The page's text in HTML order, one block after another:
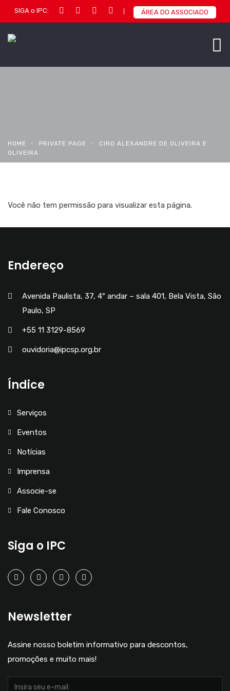
SIGA o IPC: ÁREA DO ASSOCIADO
HOME PRIVATE PAGE
CIRO ALEXANDRE DE OLIVEIRA E
OLIVEIRA
Você não tem permissão para visualizar esta página.
Endereço
Avenida Paulista, 37, 4º andar – sala 401, Bela Vista, São
Paulo, SP
+55 11 3129-8569
ouvidoria@ipcsp.org.br
Índice
Serviços
Eventos
Notícias
Imprensa
Associe-se
Fale Conosco
Siga o IPC
Newsletter
Assine nosso boletim informativo para descontos,
promoções e muito mais!